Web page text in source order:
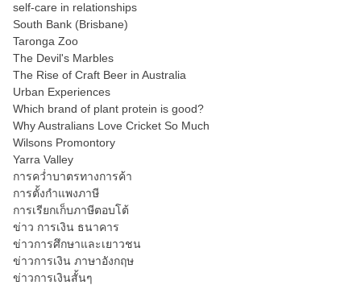
self-care in relationships
South Bank (Brisbane)
Taronga Zoo
The Devil's Marbles
The Rise of Craft Beer in Australia
Urban Experiences
Which brand of plant protein is good?
Why Australians Love Cricket So Much
Wilsons Promontory
Yarra Valley
การคว่ำบาตรทางการค้า
การตั้งกำแพงภาษี
การเรียกเก็บภาษีตอบโต้
ข่าว การเงิน ธนาคาร
ข่าวการศึกษาและเยาวชน
ข่าวการเงิน ภาษาอังกฤษ
ข่าวการเงินสั้นๆ